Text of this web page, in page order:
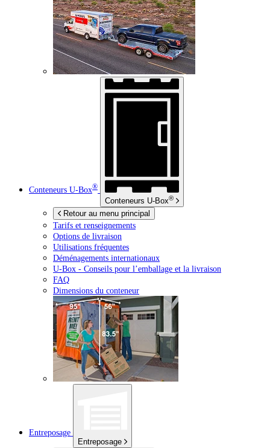
Conteneurs U-Box®
Conteneurs U-Box®
Retour au menu principal
Tarifs et renseignements
Options de livraison
Utilisations fréquentes
Déménagements internationaux
U-Box - Conseils pour l’emballage et la livraison
FAQ
Dimensions du conteneur
Entreposage
Entreposage